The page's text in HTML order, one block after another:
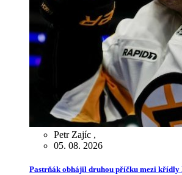
Petr Zajíc ,
05. 08. 2026
Pastrňák obhájil druhou příčku mezi křídly